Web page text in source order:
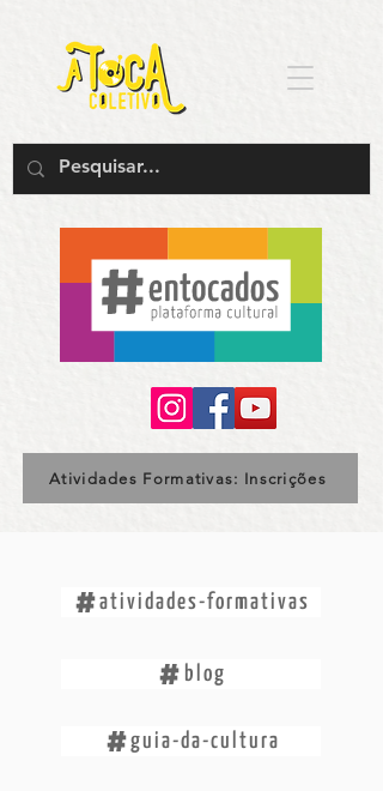
Atividades Formativas: Inscrições
atividades-formativas
blog
guia-da-cultura